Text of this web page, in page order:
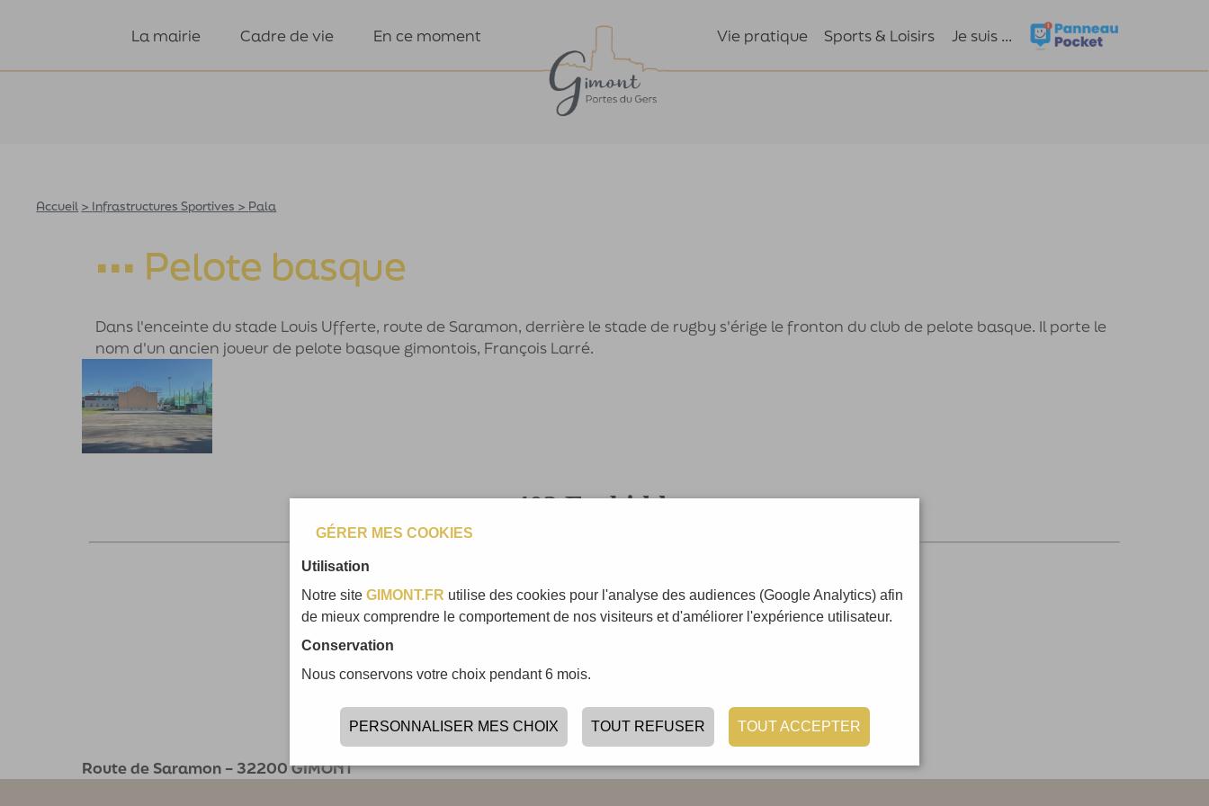
La mairie Cadre de vie En ce moment Vie pratique Sports & Loisirs Je suis ...
Accueil > Infrastructures Sportives > Pala
••• Pelote basque
Dans l'enceinte du stade Louis Ufferte, route de Saramon, derrière le stade de rugby s'érige le fronton du club de pelote basque. Il porte le
nom d'un ancien joueur de pelote basque gimontois, François Larré.
Route de Saramon – 32200 GIMONT
GÉRER MES COOKIES
Utilisation
Notre siteGIMONT.FR utilise des cookies pour l'analyse des audiences (Google Analytics) afin
de mieux comprendre le comportement de nos visiteurs et d'améliorer l'expérience utilisateur.
Conservation
Nous conservons votre choix pendant 6 mois.
PERSONNALISER MES CHOIX TOUT REFUSER TOUT ACCEPTER